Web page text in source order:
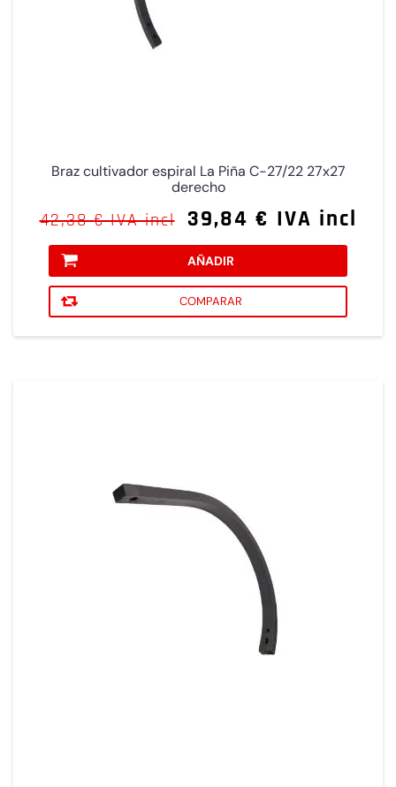
Braz cultivador espiral La Piña C-27/22 27x27
derecho
42,38 € IVA incl 39,84 € IVA incl
AÑADIR
COMPARAR